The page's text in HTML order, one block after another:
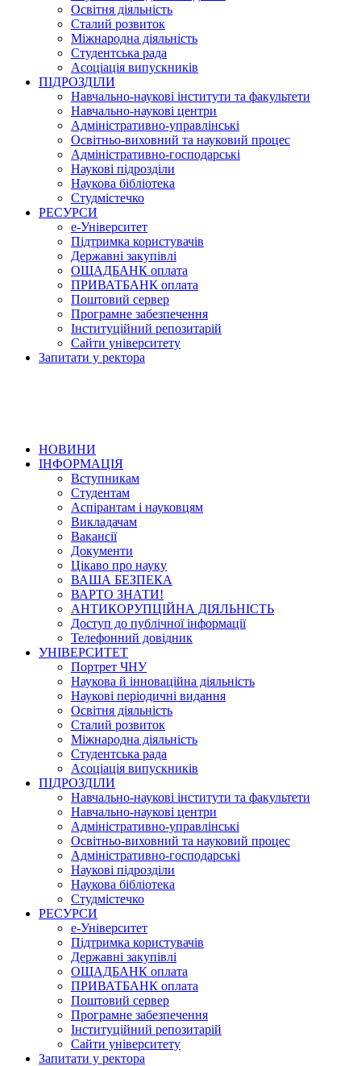
Освітня діяльність
Сталий розвиток
Міжнародна діяльність
Студентська рада
Асоціація випускників
ПІДРОЗДІЛИ
Навчально-наукові інститути та факультети
Навчально-наукові центри
Адміністративно-управлінські
Освітньо-виховний та науковий процес
Адміністративно-господарські
Наукові підрозділи
Наукова бібліотека
Студмістечко
РЕСУРСИ
е-Університет
Підтримка користувачів
Державні закупівлі
ОЩАДБАНК оплата
ПРИВАТБАНК оплата
Поштовий сервер
Програмне забезпечення
Інституційний репозитарій
Сайти університету
Запитати у ректора
НОВИНИ
ІНФОРМАЦІЯ
Вступникам
Студентам
Аспірантам і науковцям
Викладачам
Вакансії
Документи
Цікаво про науку
ВАША БЕЗПЕКА
ВАРТО ЗНАТИ!
АНТИКОРУПЦІЙНА ДІЯЛЬНІСТЬ
Доступ до публічної інформації
Телефонний довідник
УНІВЕРСИТЕТ
Портрет ЧНУ
Наукова й інноваційна діяльність
Наукові періодичні видання
Освітня діяльність
Сталий розвиток
Міжнародна діяльність
Студентська рада
Асоціація випускників
ПІДРОЗДІЛИ
Навчально-наукові інститути та факультети
Навчально-наукові центри
Адміністративно-управлінські
Освітньо-виховний та науковий процес
Адміністративно-господарські
Наукові підрозділи
Наукова бібліотека
Студмістечко
РЕСУРСИ
е-Університет
Підтримка користувачів
Державні закупівлі
ОЩАДБАНК оплата
ПРИВАТБАНК оплата
Поштовий сервер
Програмне забезпечення
Інституційний репозитарій
Сайти університету
Запитати у ректора